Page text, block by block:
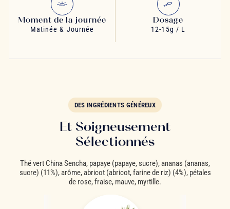
Moment de la journée
Matinée & Journée
Dosage
12-15g / L
DES INGRÉDIENTS GÉNÉREUX
Et Soigneusement
Sélectionnés
Thé vert China Sencha, papaye (papaye, sucre), ananas (ananas,
sucre) (11%), arôme, abricot (abricot, farine de riz) (4%), pétales
de rose, fraise, mauve, myrtille.